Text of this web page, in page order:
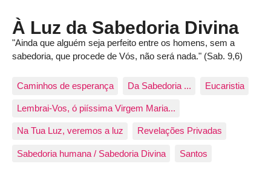
À Luz da Sabedoria Divina
"Ainda que alguém seja perfeito entre os homens, sem a
sabedoria, que procede de Vós, não será nada." (Sab. 9,6)
Caminhos de esperança Da Sabedoria ... Eucaristia
Lembrai-Vos, ó piíssima Virgem Maria...
Na Tua Luz, veremos a luz Revelações Privadas
Sabedoria humana / Sabedoria Divina Santos